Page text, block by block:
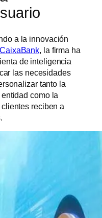
a la innovación
CaixaBank, la firma ha
de inteligencia
las necesidades
tanto la
como la
reciben a